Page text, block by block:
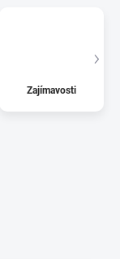
Zajímavosti